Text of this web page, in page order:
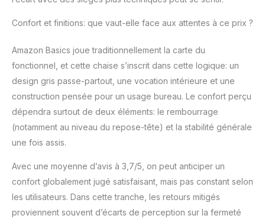
Confort et finitions: que vaut-elle face aux attentes à ce prix ?
Amazon Basics joue traditionnellement la carte du
fonctionnel, et cette chaise s’inscrit dans cette logique: un
design gris passe-partout, une vocation intérieure et une
construction pensée pour un usage bureau. Le confort perçu
dépendra surtout de deux éléments: le rembourrage
(notamment au niveau du repose-tête) et la stabilité générale
une fois assis.
Avec une moyenne d’avis à 3,7/5, on peut anticiper un
confort globalement jugé satisfaisant, mais pas constant selon
les utilisateurs. Dans cette tranche, les retours mitigés
proviennent souvent d’écarts de perception sur la fermeté